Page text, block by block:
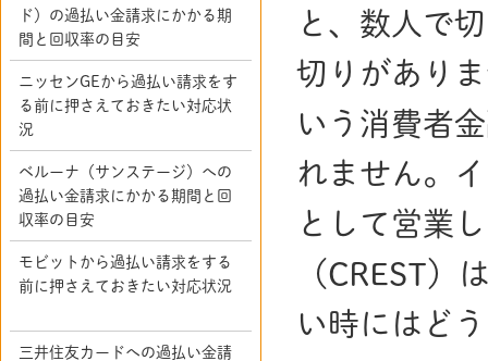
と、数人で
切りがあり
いう消費者
れません。
として営業
（CREST）
い時にはど
ド）の過払い金請求にかかる期
間と回収率の目安
ニッセンGEから過払い請求をす
る前に押さえておきたい対応状
況
ベルーナ（サンステージ）への
過払い金請求にかかる期間と回
収率の目安
モビットから過払い請求をする
前に押さえておきたい対応状況
三井住友カードへの過払い金請